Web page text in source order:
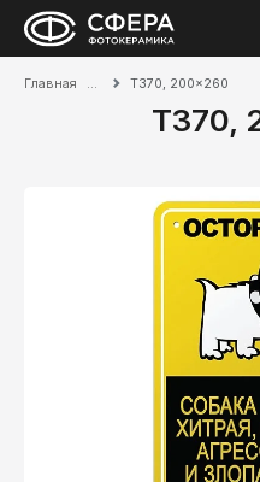
Главная T370, 200x260
T370,